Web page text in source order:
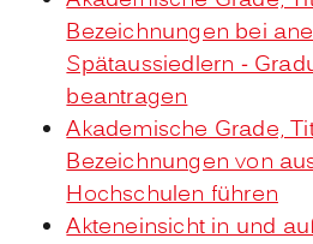
Bezeichnungen bei
Spätaussiedlern -
beantragen
Akademische Grade,
Bezeichnungen von
Hochschulen führen
Akteneinsicht in und